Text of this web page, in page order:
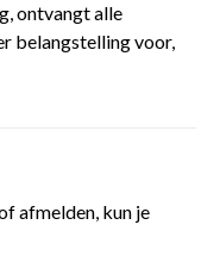
ontvangt alle
belangstelling voor,
afmelden, kun je